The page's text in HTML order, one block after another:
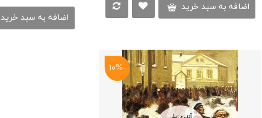
اضافه به سبد خرید
اضافه به سبد خرید
-۱۰%